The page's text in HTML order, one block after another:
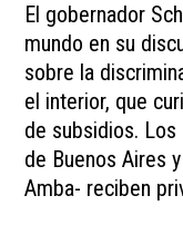
El gobernador
mundo en su
sobre la
el interior, que
de subsidios.
de Buenos Aires
Amba- reciben